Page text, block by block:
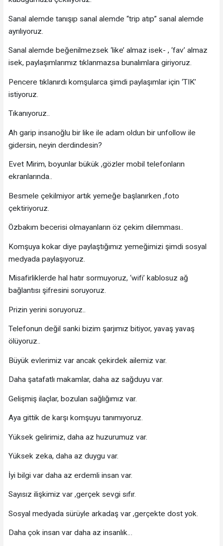
Sanal alemde tanışıp sanal alemde “trip atıp” sanal alemde
ayrılıyoruz.
Sanal alemde beğenilmezsek ‘like’ almaz isek- , ‘fav’ almaz
isek, paylaşımlarımız tıklanmazsa bunalımlara giriyoruz.
Pencere tıklanırdı komşularca şimdi paylaşımlar için ‘TIK’
istiyoruz.
Tıkanıyoruz..
Ah garip insanoğlu bir like ile adam oldun bir unfollow ile
gidersin, neyin derdindesin?
Evet Mirim, boyunlar bükük ,gözler mobil telefonların
ekranlarında..
Besmele çekilmiyor artık yemeğe başlanırken ,foto
çektiriyoruz.
Özbakım becerisi olmayanların öz çekim dilemması..
Komşuya kokar diye paylaştığımız yemeğimizi şimdi sosyal
medyada paylaşıyoruz.
Misafirliklerde hal hatır sormuyoruz, ‘wifi’ kablosuz ağ
bağlantısı şifresini soruyoruz.
Prizin yerini soruyoruz..
Telefonun değil sanki bizim şarjımız bitiyor, yavaş yavaş
ölüyoruz..
Büyük evlerimiz var ancak çekirdek ailemiz var.
Daha şatafatlı makamlar, daha az sağduyu var.
Gelişmiş ilaçlar, bozulan sağlığımız var.
Aya gittik de karşı komşuyu tanımıyoruz.
Yüksek gelirimiz, daha az huzurumuz var.
Yüksek zeka, daha az duygu var.
İyi bilgi var daha az erdemli insan var.
Sayısız ilişkimiz var ,gerçek sevgi sıfır.
Sosyal medyada sürüyle arkadaş var ,gerçekte dost yok.
Daha çok insan var daha az insanlık…